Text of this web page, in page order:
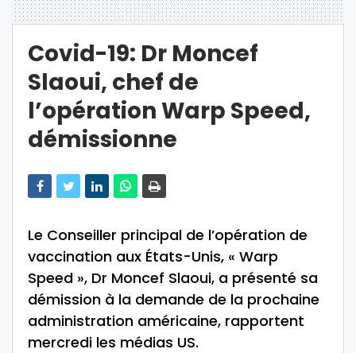
Covid-19: Dr Moncef
Slaoui, chef de
l’opération Warp Speed,
démissionne
Le Conseiller principal de l’opération de
vaccination aux États-Unis, « Warp
Speed », Dr Moncef Slaoui, a présenté sa
démission à la demande de la prochaine
administration américaine, rapportent
mercredi les médias US.